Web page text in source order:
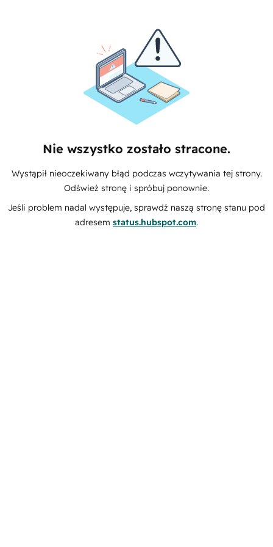
Nie wszystko zostało stracone.
Wystąpił nieoczekiwany błąd podczas wczytywania tej strony.
Odśwież stronę i spróbuj ponownie.
Jeśli problem nadal występuje, sprawdź naszą stronę stanu pod
adresem status.hubspot.com.